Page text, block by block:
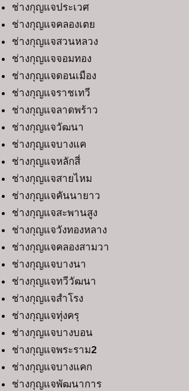
ช่างกุญแจประเวศ
ช่างกุญแจคลองเตย
ช่างกุญแจสวนหลวง
ช่างกุญแจจอมทอง
ช่างกุญแจดอนเมือง
ช่างกุญแจราชเทวี
ช่างกุญแจลาดพร้าว
ช่างกุญแจวัฒนา
ช่างกุญแจบางแค
ช่างกุญแจหลักสี่
ช่างกุญแจสายไหม
ช่างกุญแจคันนายาว
ช่างกุญแจสะพานสูง
ช่างกุญแจวังทองหลาง
ช่างกุญแจคลองสามวา
ช่างกุญแจบางนา
ช่างกุญแจทวีวัฒนา
ช่างกุญแจสำโรง
ช่างกุญแจทุ่งครุ
ช่างกุญแจบางบอน
ช่างกุญแจพระราม2
ช่างกุญแจบางแคก
ช่างกุญแจพัฒนาการ